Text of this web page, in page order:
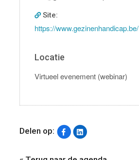
Site:
https://www.gezinenhandicap.be/
Locatie
Virtueel evenement (webinar)
Delen op: